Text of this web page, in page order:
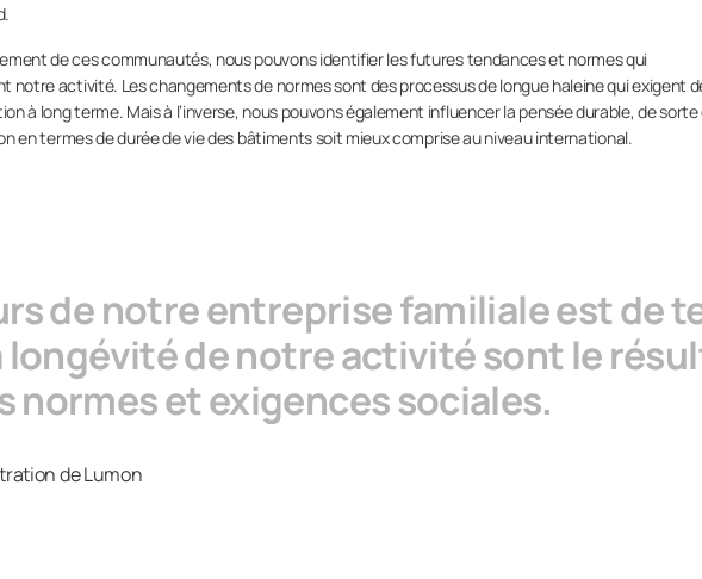
de ces communautés, nous pouvons identifier les futures tendances et normes qui
notre activité. Les changements de normes sont des processus de longue haleine qui exigent
à long terme. Mais à l’inverse, nous pouvons également influencer la pensée durable, de sorte
en termes de durée de vie des bâtiments soit mieux comprise au niveau international.
de notre entreprise familiale est de
longévité de notre activité sont le
normes et exigences sociales.
de Lumon